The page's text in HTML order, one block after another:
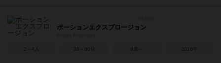
ポーションエクスプロージョン
2～4人 30～60分 8歳～ 2016年